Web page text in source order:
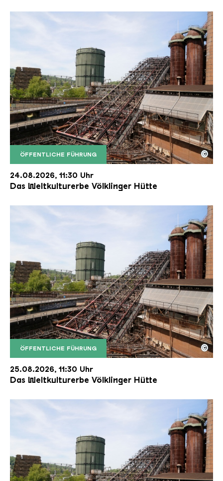
ÖFFENTLICHE FÜHRUNG
Der Erzschrägaufzug der Völklinger Hütte mit
Copyright: Weltkulturerbe Völklinger Hütte | Karl
©
24.08.2026, 11:30 Uhr
Das Weltkulturerbe Völklinger Hütte
ÖFFENTLICHE FÜHRUNG
Der Erzschrägaufzug der Völklinger Hütte mit
Copyright: Weltkulturerbe Völklinger Hütte | Karl
©
25.08.2026, 11:30 Uhr
Das Weltkulturerbe Völklinger Hütte